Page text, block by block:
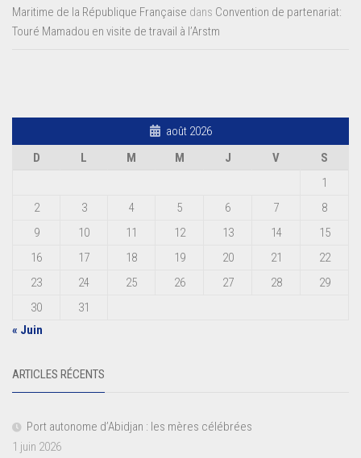
Maritime de la République Française dans Convention de partenariat:
Touré Mamadou en visite de travail à l’Arstm
août 2026
D
L M M J V
S
1
2
3 4 5 6 7
8
9
10 11 12 13 14
15
16
17 18 19 20 21
22
23
24 25 26 27 28
29
30
31
« Juin
ARTICLES RÉCENTS
Port autonome d’Abidjan : les mères célébrées
1 juin 2026